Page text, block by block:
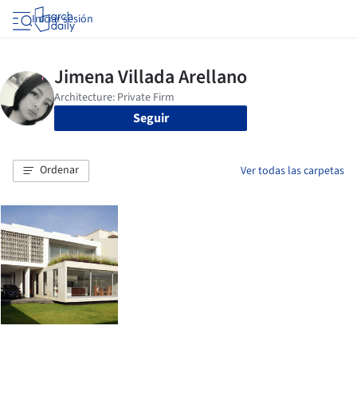
Iniciar sesión
Seguir
Ordenar Ver todas las carpetas